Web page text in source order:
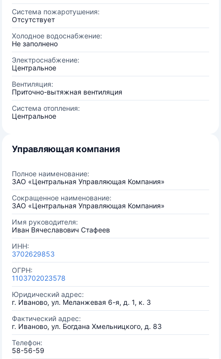
Система пожаротушения:
Отсутствует
Холодное водоснабжение:
Не заполнено
Электроснабжение:
Центральное
Вентиляция:
Приточно-вытяжная вентиляция
Система отопления:
Центральное
Управляющая компания
Полное наименование:
ЗАО «Центральная Управляющая Компания»
Сокращенное наименование:
ЗАО «Центральная Управляющая Компания»
Имя руководителя:
Иван Вячеславович Стафеев
ИНН:
3702629853
ОГРН:
1103702023578
Юридический адрес:
г. Иваново, ул. Меланжевая 6-я, д. 1, к. 3
Фактический адрес:
г. Иваново, ул. Богдана Хмельницкого, д. 83
Телефон:
58-56-59